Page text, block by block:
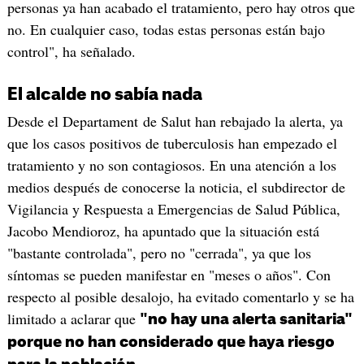
personas ya han acabado el tratamiento, pero hay otros que
no. En cualquier caso, todas estas personas están bajo
control", ha señalado.
El alcalde no sabía nada
Desde el Departament de Salut han rebajado la alerta, ya
que los casos positivos de tuberculosis han empezado el
tratamiento y no son contagiosos. En una atención a los
medios después de conocerse la noticia, el subdirector de
Vigilancia y Respuesta a Emergencias de Salud Pública,
Jacobo Mendioroz, ha apuntado que la situación está
"bastante controlada", pero no "cerrada", ya que los
síntomas se pueden manifestar en "meses o años". Con
respecto al posible desalojo, ha evitado comentarlo y se ha
limitado a aclarar que "no hay una alerta sanitaria"
porque no han considerado que haya riesgo